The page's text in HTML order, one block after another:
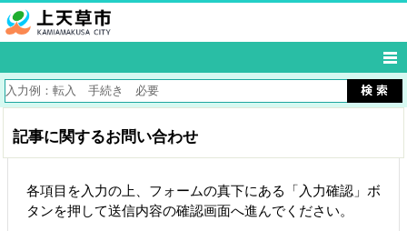
記事に関するお問い合わせ
各項目を入力の上、フォームの真下にある「入力確認」ボ
タンを押して送信内容の確認画面へ進んでください。